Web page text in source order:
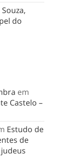
do
em
Castelo –
Estudo de
de